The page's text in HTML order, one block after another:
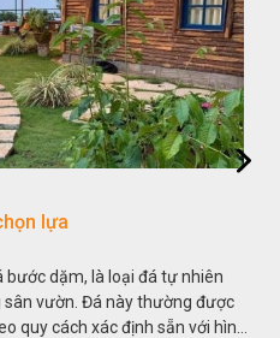
lựa
dặm, là loại đá tự nhiên
vườn. Đá này thường được
quy cách xác định sẵn với hình